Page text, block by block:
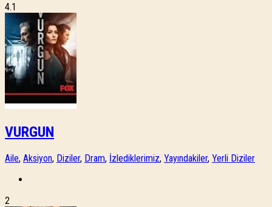
4.1
VURGUN
Aile, Aksiyon, Diziler, Dram, İzlediklerimiz, Yayındakiler, Yerli Diziler
2